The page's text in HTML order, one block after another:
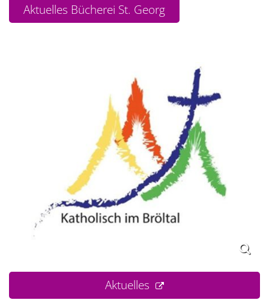
Aktuelles Bücherei St. Georg
Aktuelles